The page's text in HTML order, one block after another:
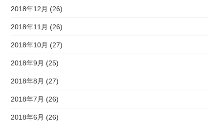
2018年12月 (26)
2018年11月 (26)
2018年10月 (27)
2018年9月 (25)
2018年8月 (27)
2018年7月 (26)
2018年6月 (26)